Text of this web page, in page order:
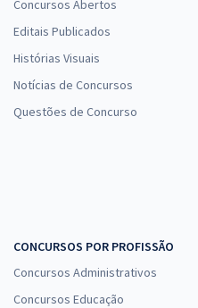
Concursos Abertos
Editais Publicados
Histórias Visuais
Notícias de Concursos
Questões de Concurso
CONCURSOS POR PROFISSÃO
Concursos Administrativos
Concursos Educação